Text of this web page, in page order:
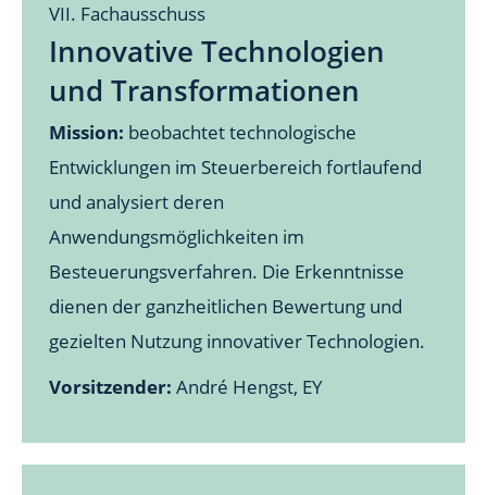
VII. Fachausschuss
Innovative Technologien
und Transformationen
Mission: beobachtet technologische
Entwicklungen im Steuerbereich fortlaufend
und analysiert deren
Anwendungsmöglichkeiten im
Besteuerungsverfahren. Die Erkenntnisse
dienen der ganzheitlichen Bewertung und
gezielten Nutzung innovativer Technologien.
Vorsitzender: André Hengst, EY